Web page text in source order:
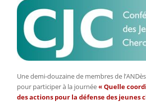
Une demi-douzaine de membres de
pour participer à la journée« Quelle
des actions pour la défense des jeunes